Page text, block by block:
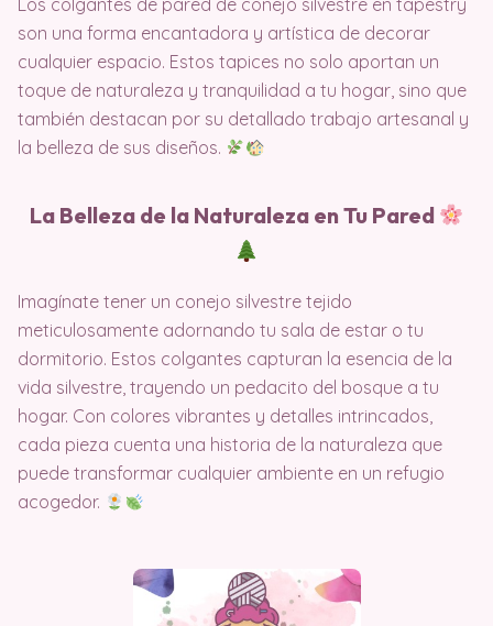
Los colgantes de pared de conejo silvestre en tapestry
son una forma encantadora y artística de decorar
cualquier espacio. Estos tapices no solo aportan un
toque de naturaleza y tranquilidad a tu hogar, sino que
también destacan por su detallado trabajo artesanal y
la belleza de sus diseños.
La Belleza de la Naturaleza en Tu Pared
Imagínate tener un conejo silvestre tejido
meticulosamente adornando tu sala de estar o tu
dormitorio. Estos colgantes capturan la esencia de la
vida silvestre, trayendo un pedacito del bosque a tu
hogar. Con colores vibrantes y detalles intrincados,
cada pieza cuenta una historia de la naturaleza que
puede transformar cualquier ambiente en un refugio
acogedor.